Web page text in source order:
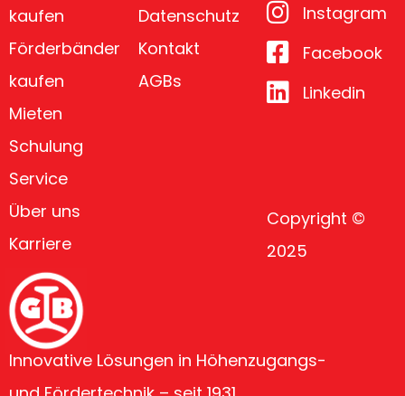
Innovative Lösungen in Höhenzugangs-
kaufen
Förderbänder
kaufen
Mieten
Schulung
Service
Über uns
Karriere
Datenschutz
Kontakt
AGBs
Instagram
Facebook
Linkedin
Copyright ©
2025